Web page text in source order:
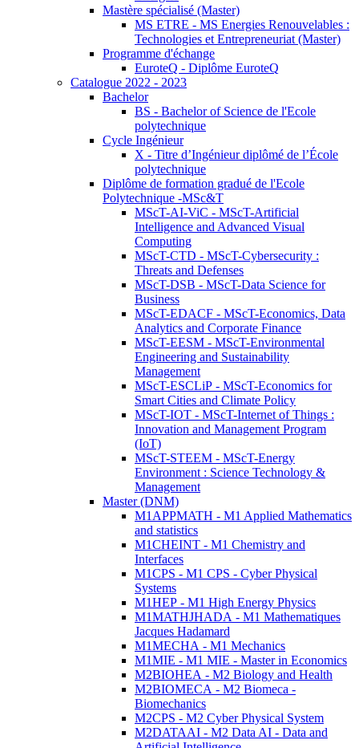
Mastère spécialisé (Master)
MS ETRE - MS Energies Renouvelables :
Technologies et Entrepreneuriat (Master)
Programme d'échange
EuroteQ - Diplôme EuroteQ
Catalogue 2022 - 2023
Bachelor
BS - Bachelor of Science de l'Ecole
polytechnique
Cycle Ingénieur
X - Titre d’Ingénieur diplômé de l’École
polytechnique
Diplôme de formation gradué de l'Ecole
Polytechnique -MSc&T
MScT-AI-ViC - MScT-Artificial
Intelligence and Advanced Visual
Computing
MScT-CTD - MScT-Cybersecurity :
Threats and Defenses
MScT-DSB - MScT-Data Science for
Business
MScT-EDACF - MScT-Economics, Data
Analytics and Corporate Finance
MScT-EESM - MScT-Environmental
Engineering and Sustainability
Management
MScT-ESCLiP - MScT-Economics for
Smart Cities and Climate Policy
MScT-IOT - MScT-Internet of Things :
Innovation and Management Program
(IoT)
MScT-STEEM - MScT-Energy
Environment : Science Technology &
Management
Master (DNM)
M1APPMATH - M1 Applied Mathematics
and statistics
M1CHEINT - M1 Chemistry and
Interfaces
M1CPS - M1 CPS - Cyber Physical
Systems
M1HEP - M1 High Energy Physics
M1MATHJHADA - M1 Mathematiques
Jacques Hadamard
M1MECHA - M1 Mechanics
M1MIE - M1 MIE - Master in Economics
M2BIOHEA - M2 Biology and Health
M2BIOMECA - M2 Biomeca -
Biomechanics
M2CPS - M2 Cyber Physical System
M2DATAAI - M2 Data AI - Data and